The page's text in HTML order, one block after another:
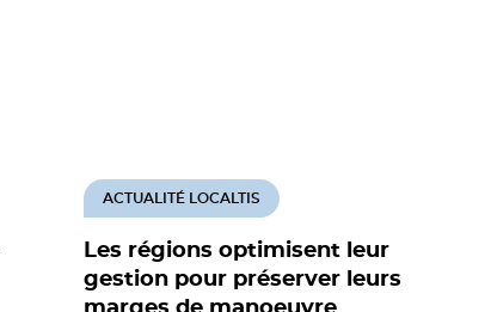
Les régions optimisent leur
gestion pour préserver leurs
ACTUALITÉ LOCALTIS